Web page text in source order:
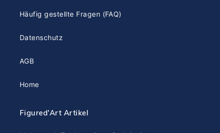
Häufig gestellte Fragen (FAQ)
Datenschutz
AGB
Home
Figured'Art Artikel